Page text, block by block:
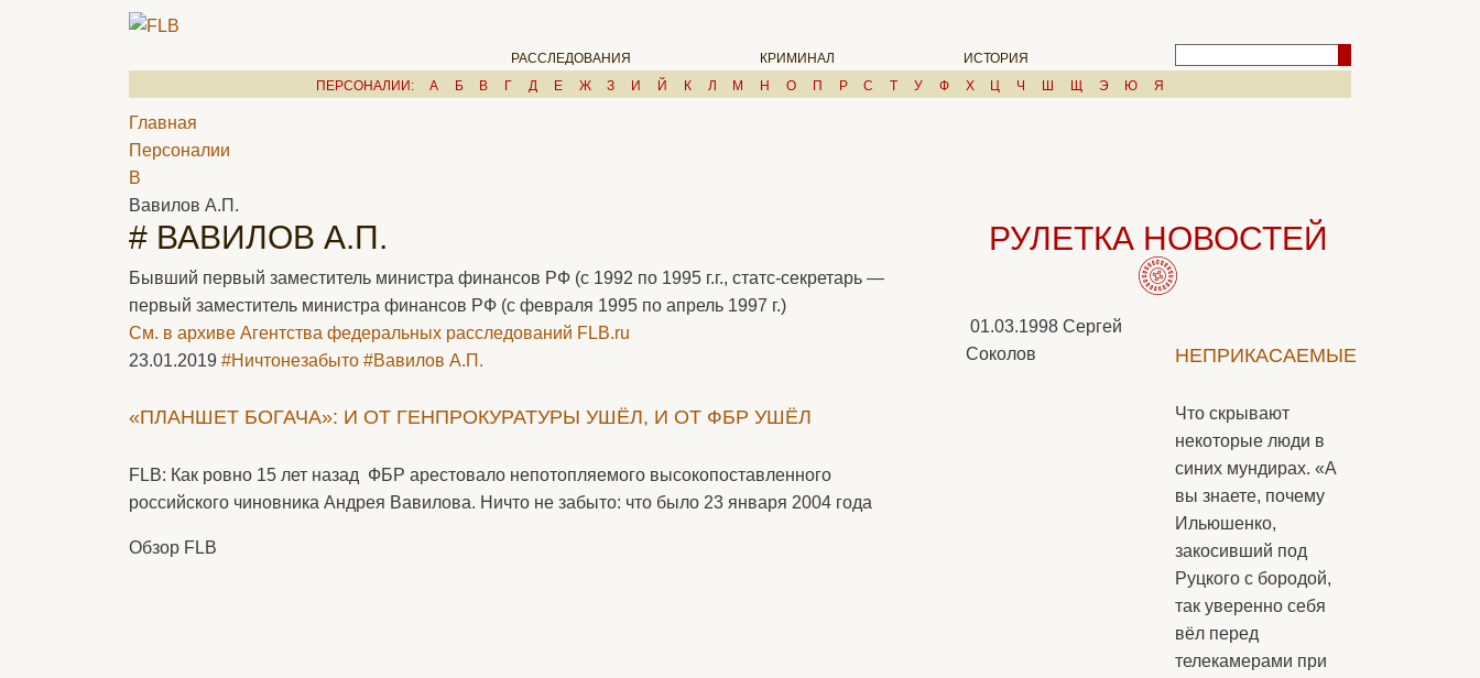
РАССЛЕДОВАНИЯ КРИМИНАЛ
ИСТОРИЯ
ПЕРСОНАЛИИ:
А Б В Г Д Е Ж З И Й К Л М Н О П Р С Т У Ф Х Ц Ч Ш Щ Э Ю Я
Главная
Персоналии
В
Вавилов А.П.
# ВАВИЛОВ А.П.
Бывший первый заместитель министра финансов РФ (с 1992 по 1995 г.г., статс-секретарь —
первый заместитель министра финансов РФ (с февраля 1995 по апрель 1997 г.)
См. в архиве Агентства федеральных расследований FLB.ru
23.01.2019 #Ничтонезабыто #Вавилов А.П.
«ПЛАНШЕТ БОГАЧА»: И ОТ ГЕНПРОКУРАТУРЫ УШЁЛ, И ОТ ФБР УШЁЛ
FLB: Как ровно 15 лет назад ФБР арестовало непотопляемого высокопоставленного
российского чиновника Андрея Вавилова. Ничто не забыто: что было 23 января 2004 года
Обзор FLB
РУЛЕТКА НОВОСТЕЙ
01.03.1998 Сергей
Соколов
НЕПРИКАСАЕМЫЕ
Что скрывают
некоторые люди в
синих мундирах. «А
вы знаете, почему
Ильюшенко,
закосивший под
Руцкого с бородой,
так уверенно себя
вёл перед
телекамерами при